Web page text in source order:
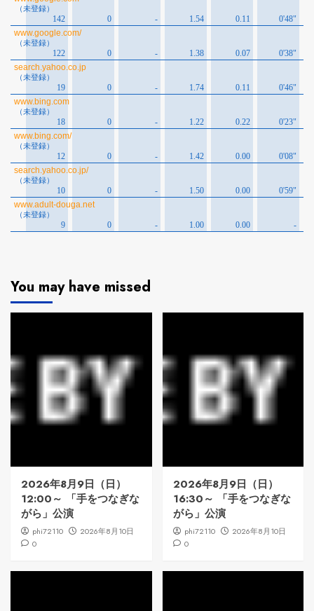
You may have missed
2026年8月9日（日）
12:00～ 「手をつなぎな
がら」公演
phi72110
2026年8月10日
0
2026年8月9日（日）
16:30～ 「手をつなぎな
がら」公演
phi72110
2026年8月10日
0